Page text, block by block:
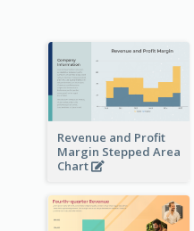
Revenue and Profit
Margin Stepped Area
Chart